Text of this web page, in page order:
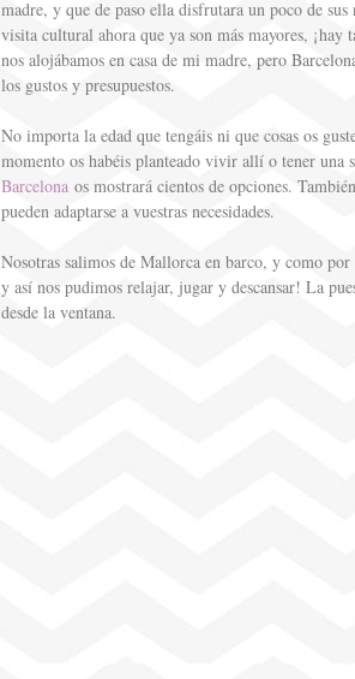
madre, y que de paso ella disfrutara un poco de
visita cultural ahora que ya son más mayores,
nos alojábamos en casa de mi madre, pero
los gustos y presupuestos.
No importa la edad que tengáis ni que cosas os
momento os habéis planteado vivir allí o tener una
Barcelona os mostrará cientos de opciones.
pueden adaptarse a vuestras necesidades.
Nosotras salimos de Mallorca en barco, y como
y así nos pudimos relajar, jugar y descansar! La
desde la ventana.